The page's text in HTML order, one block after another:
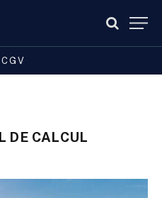
CGV
DE CALCUL